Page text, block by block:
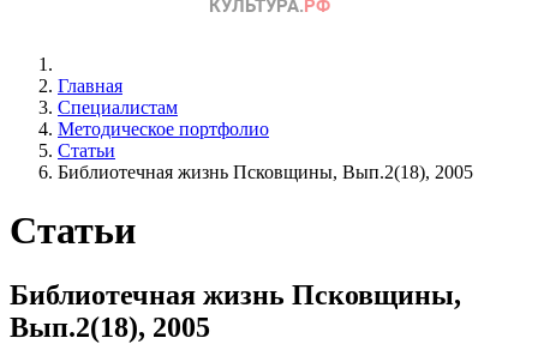
Главная
Специалистам
Методическое портфолио
Статьи
Библиотечная жизнь Псковщины, Вып.2(18), 2005
Статьи
Библиотечная жизнь Псковщины,
Вып.2(18), 2005